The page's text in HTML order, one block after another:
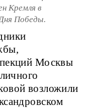
Кремля в
Победы.
Москвы
возложили